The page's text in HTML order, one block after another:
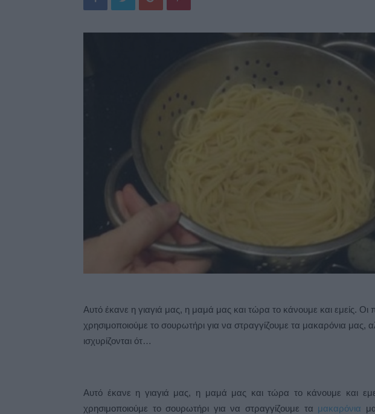
Αυτό έκανε η γιαγιά μας, η μαμά μας και τώρα το κάνουμε και εμείς. Οι
χρησιμοποιούμε το σουρωτήρι για να στραγγίζουμε τα μακαρόνια μας,
ισχυρίζονται ότ…
Αυτό έκανε η γιαγιά μας, η μαμά μας και τώρα το κάνουμε και
χρησιμοποιούμε το σουρωτήρι για να στραγγίζουμε τα μακαρόνια